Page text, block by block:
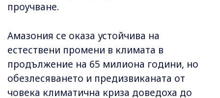
проучване.
Амазония се оказа устойчива на
естествени промени в климата в
продължение на 65 милиона години, но
обезлесяването и предизвиканата от
човека климатична криза доведоха до